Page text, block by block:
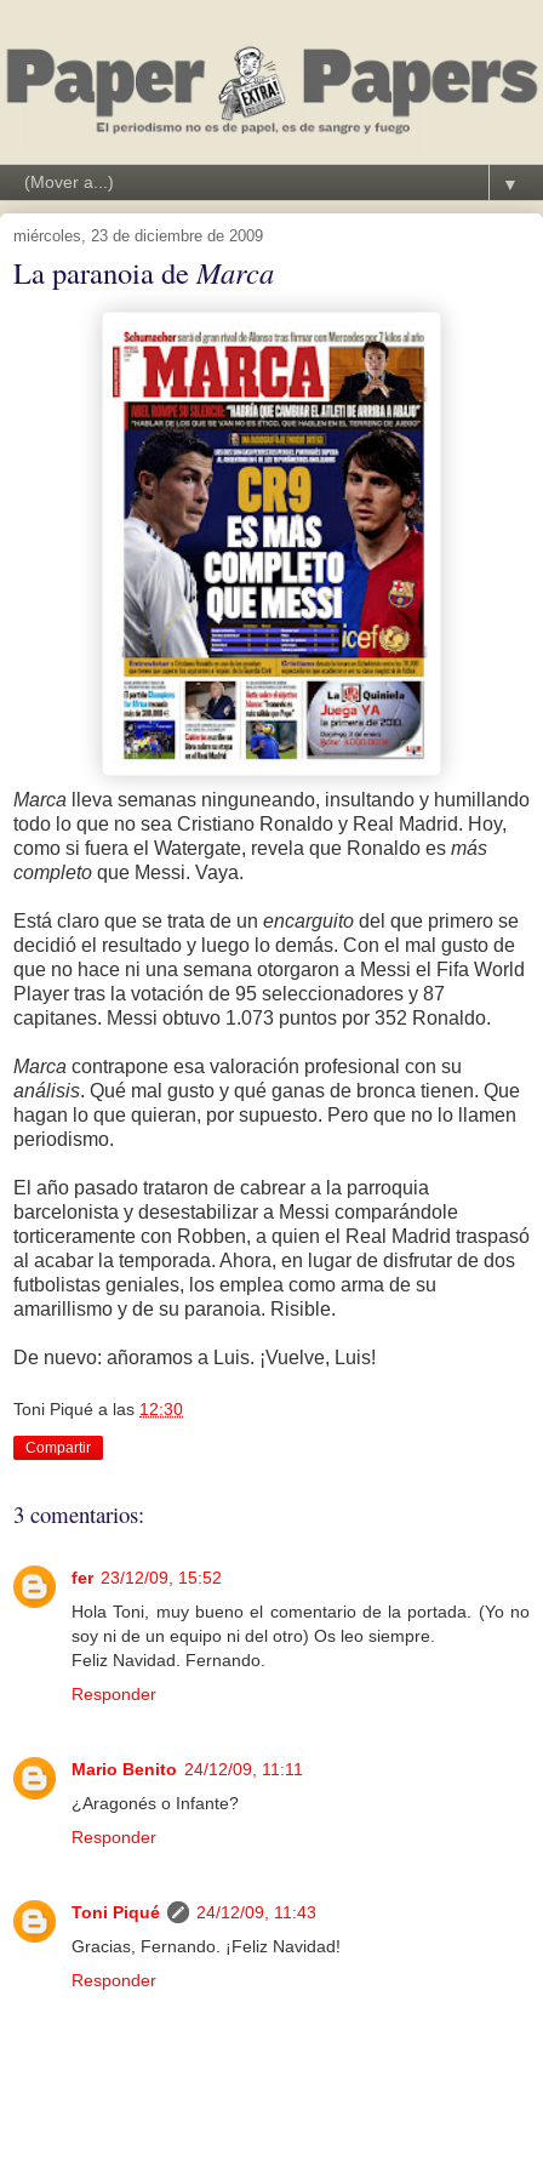
▼
miércoles, 23 de diciembre de 2009
La paranoia deMarca
Marca lleva semanas ninguneando, insultando y humillando
todo lo que no sea Cristiano Ronaldo y Real Madrid. Hoy,
como si fuera el Watergate, revela que Ronaldo es más
completo que Messi. Vaya.
Está claro que se trata de un encarguito del que primero se
decidió el resultado y luego lo demás. Con el mal gusto de
que no hace ni una semana otorgaron a Messi el Fifa World
Player tras la votación de 95 seleccionadores y 87
capitanes. Messi obtuvo 1.073 puntos por 352 Ronaldo.
Marca contrapone esa valoración profesional con su
análisis. Qué mal gusto y qué ganas de bronca tienen. Que
hagan lo que quieran, por supuesto. Pero que no lo llamen
periodismo.
El año pasado trataron de cabrear a la parroquia
barcelonista y desestabilizar a Messi comparándole
torticeramente con Robben, a quien el Real Madrid traspasó
al acabar la temporada. Ahora, en lugar de disfrutar de dos
futbolistas geniales, los emplea como arma de su
amarillismo y de su paranoia. Risible.
De nuevo: añoramos a Luis. ¡Vuelve, Luis!
Toni Piqué a las 12:30
Compartir
3 comentarios:
fer 23/12/09, 15:52
Hola Toni, muy bueno el comentario de la portada. (Yo no
soy ni de un equipo ni del otro) Os leo siempre.
Feliz Navidad. Fernando.
Responder
Mario Benito 24/12/09, 11:11
¿Aragonés o Infante?
Responder
Toni Piqué
24/12/09, 11:43
Gracias, Fernando. ¡Feliz Navidad!
Responder